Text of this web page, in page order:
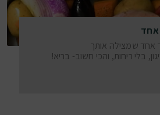
אחד
אחד שמצילה אותך
בלי ריחות, והכי חשוב- בריא!